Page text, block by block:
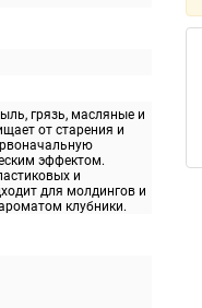
грязь, масляные и
от старения и
эффектом.
и
для молдингов и
клубники.